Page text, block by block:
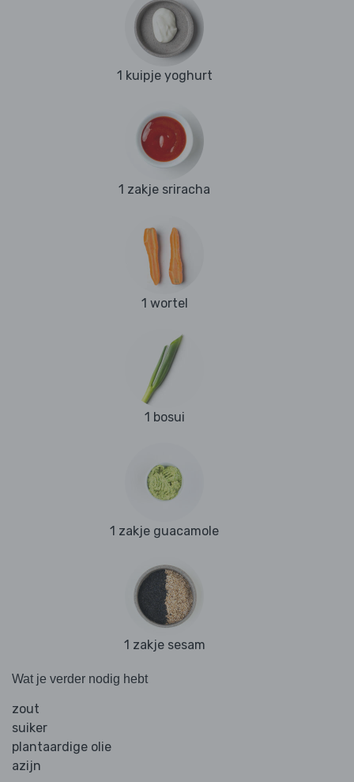
1 kuipje yoghurt
1 zakje sriracha
1 wortel
1 bosui
1 zakje guacamole
1 zakje sesam
Wat je verder nodig hebt
zout
suiker
plantaardige olie
azijn